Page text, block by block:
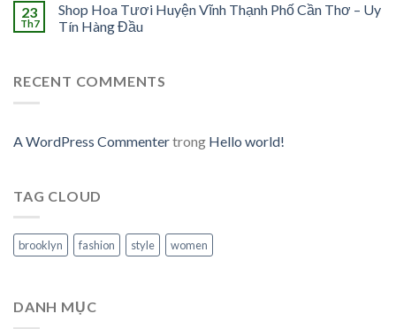
23
Th7
Shop Hoa Tươi Huyện Vĩnh Thạnh Phố Cần Thơ – Uy
Tín Hàng Đầu
RECENT COMMENTS
A WordPress Commentertrong Hello world!
TAG CLOUD
brooklyn fashion style women
DANH MỤC